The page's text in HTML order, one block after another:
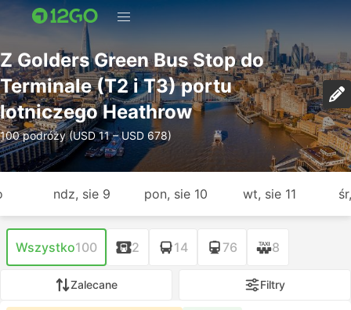
Z Golders Green Bus Stop do
Terminale (T2 i T3) portu
lotniczego Heathrow
100 podróży (USD 11 – USD 678)
ndz, sie 9 pon, sie 10 wt, sie 11
Wszystko100 2 14 76 8
Zalecane Filtry